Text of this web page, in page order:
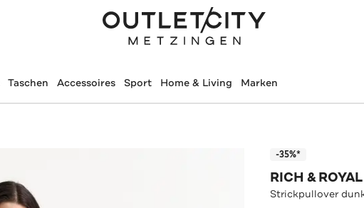
Taschen Accessoires Sport Home & Living Marken
-35%*
RICH & ROYAL
Strickpullover